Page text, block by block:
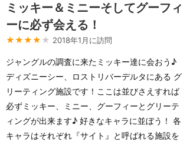
ミッキー＆ミニーそしてグーフィ
ーに必ず会える！
★★★★ ★ 2018年1月に訪問
ジャングルの調査に来たミッキー達に会おう♪
ディズニーシー、ロストリバーデルタにある グ
リーティング施設です！ここは並びさえすれば
必ずミッキー、ミニー、グーフィーとグリーテ
ィングが出来ます♪ 好きなキャラに並ぼう！ 各
キャラはそれぞれ『サイト』と呼ばれる施設を